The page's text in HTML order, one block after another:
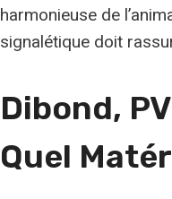
harmonieuse de
signalétique doit
Dibond,
Quel